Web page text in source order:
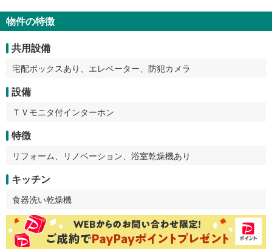
物件の特徴
共用設備
宅配ボックスあり、エレベーター、防犯カメラ
設備
ＴＶモニタ付インターホン
特徴
リフォーム、リノベーション、浴室乾燥機あり
キッチン
食器洗い乾燥機